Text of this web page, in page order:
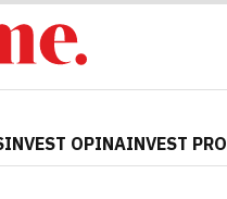
INVEST OPINAINVEST PRO